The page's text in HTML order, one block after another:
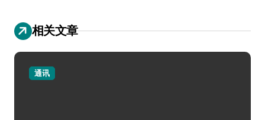
相关文章
通讯